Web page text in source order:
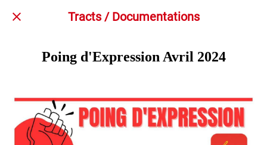
Tracts / Documentations
Poing d'Expression Avril 2024